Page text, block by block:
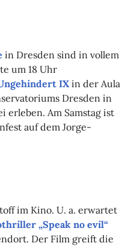
in Dresden sind in vollem
um 18 Uhr
IX in der Aula
Dresden in
erleben. Am Samstag ist
auf dem Jorge-
im Kino. U. a. erwartet
„Speak no evil“
Der Film greift die